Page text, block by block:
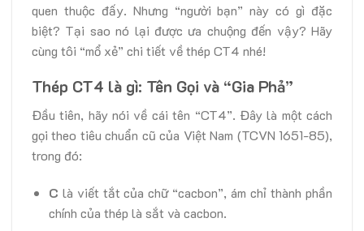
quen thuộc đấy. Nhưng “người bạn” này có gì đặc
biệt? Tại sao nó lại được ưa chuộng đến vậy? Hãy
cùng tôi “mổ xẻ” chi tiết về thép CT4 nhé!
Thép CT4 là gì: Tên Gọi và “Gia Phả”
Đầu tiên, hãy nói về cái tên “CT4”. Đây là một cách
gọi theo tiêu chuẩn cũ của Việt Nam (TCVN 1651-85),
trong đó:
C là viết tắt của chữ “cacbon”, ám chỉ thành phần
chính của thép là sắt và cacbon.